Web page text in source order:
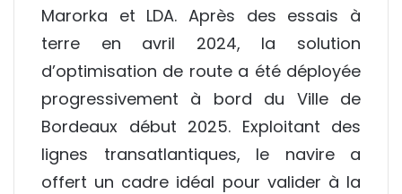
Marorka et LDA. Après des essais à
terre en avril 2024, la solution
d’optimisation de route a été déployée
progressivement à bord du Ville de
Bordeaux début 2025. Exploitant des
lignes transatlantiques, le navire a
offert un cadre idéal pour valider à la